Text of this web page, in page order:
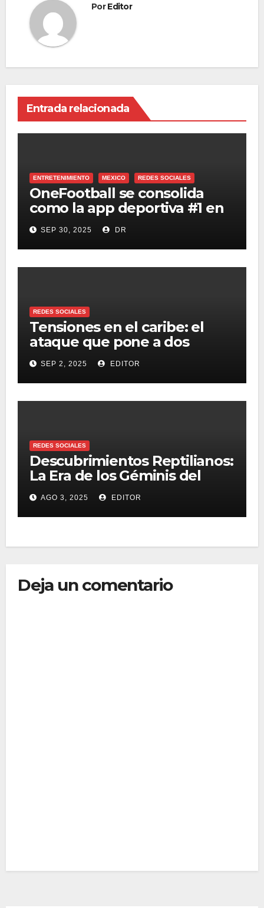
PorEditor
Entrada relacionada
ENTRETENIMIENTO MEXICO REDES SOCIALES
OneFootball se consolida
como la app deportiva #1 en
México
SEP 30, 2025 DR
REDES SOCIALES
Tensiones en el caribe: el
ataque que pone a dos
naciones al borde del
conflicto
SEP 2, 2025 EDITOR
REDES SOCIALES
Descubrimientos Reptilianos:
La Era de los Géminis del
Bosque Vietnamita
AGO 3, 2025 EDITOR
Deja un comentario